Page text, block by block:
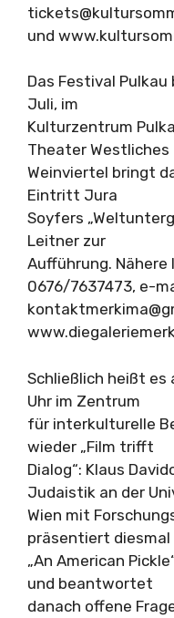
und
Das Festival
Juli, im
Kulturzentrum
Theater Westliches
Weinviertel bringt
Eintritt Jura
Soyfers
Leitner zur
Aufführung.
0676/7637473, e-
Schließlich heißt es
Uhr im Zentrum
für interkulturelle
wieder „Film trifft
Dialog“: Klaus
Judaistik an der
Wien mit
präsentiert diesmal
„An American
und beantwortet
danach offene